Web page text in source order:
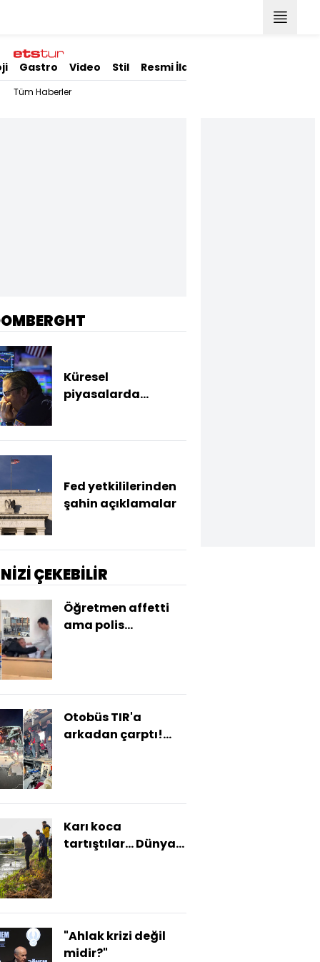
Gastro Video Stil Resmi İlanlar
Tüm Haberler
Küresel
piyasalarda
Fed yetkililerinden
şahin açıklamalar
ÇEKEBİLİR
Öğretmen affetti
ama polis
Otobüs TIR'a
arkadan çarptı!
Karı koca
tartıştılar... Dünya
"Ahlak krizi değil
midir?"